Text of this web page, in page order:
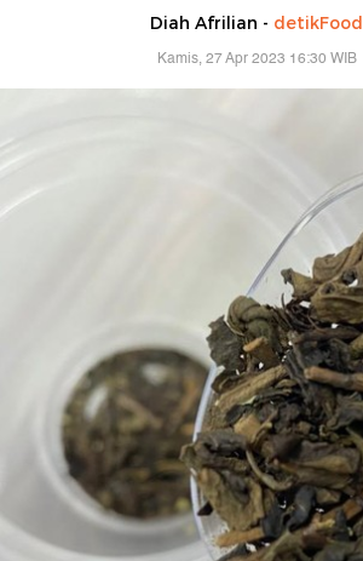
Diah Afrilian - detikFood
Kamis, 27 Apr 2023 16:30 WIB